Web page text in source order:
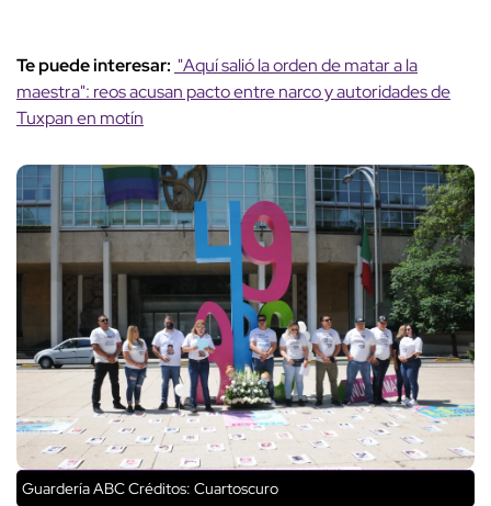
Te puede interesar: "Aquí salió la orden de matar a la
maestra": reos acusan pacto entre narco y autoridades de
Tuxpan en motín
Guardería ABCCréditos: Cuartoscuro